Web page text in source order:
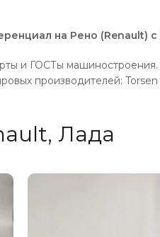
на Рено (Renault)
и ГОСТы
производителей: Torsen
Лада